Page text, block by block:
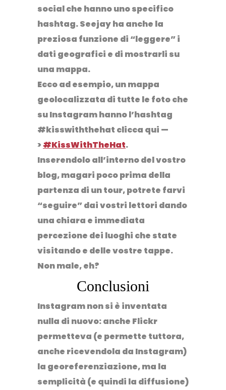
social che hanno uno specifico
hashtag.Seejayha anche la
preziosa funzione di “leggere” i
dati geografici e di mostrarli su
una mappa.
Ecco ad esempio, un mappa
geolocalizzata di tutte le foto che
su Instagram hanno l’hashtag
#kisswiththehat clicca qui —
>#KissWithTheHat.
Inserendolo all’interno del vostro
blog, magari poco prima della
partenza di un tour, potrete farvi
“seguire” dai vostri lettori dando
una chiara e immediata
percezione dei luoghi che state
visitando e delle vostre tappe.
Non male, eh?
Conclusioni
Instagramnon si è inventata
nulla di nuovo: anche Flickr
permetteva (e permette tuttora,
anche ricevendola da Instagram)
la georeferenziazione, ma la
semplicità (e quindi la diffusione)